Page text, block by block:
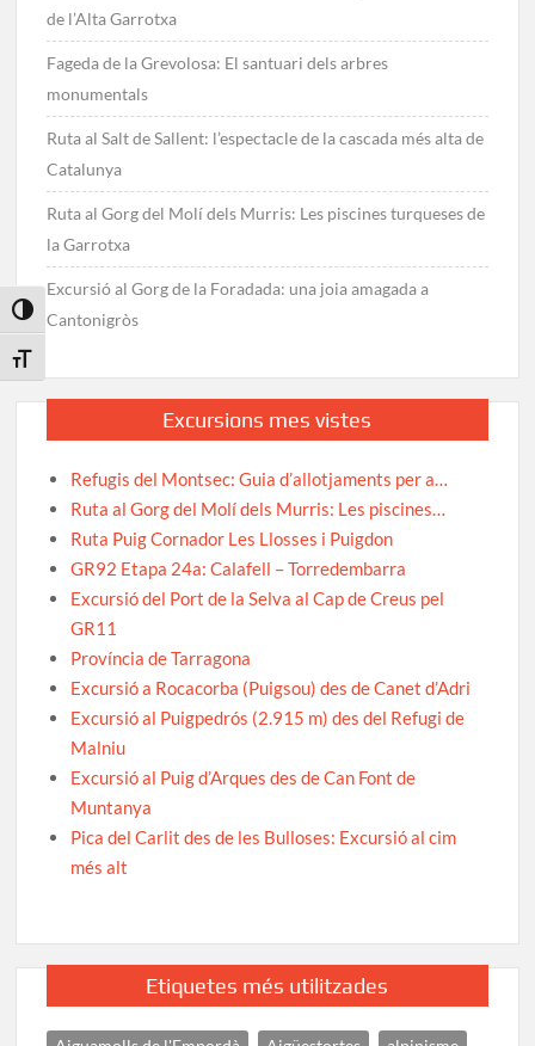
Toggle High Contrast
Toggle Font size
de l’Alta Garrotxa
Fageda de la Grevolosa: El santuari dels arbres
monumentals
Ruta al Salt de Sallent: l’espectacle de la cascada més alta de
Catalunya
Ruta al Gorg del Molí dels Murris: Les piscines turqueses de
la Garrotxa
Excursió al Gorg de la Foradada: una joia amagada a
Cantonigròs
Excursions mes vistes
Refugis del Montsec: Guia d’allotjaments per a…
Ruta al Gorg del Molí dels Murris: Les piscines…
Ruta Puig Cornador Les Llosses i Puigdon
GR92 Etapa 24a: Calafell – Torredembarra
Excursió del Port de la Selva al Cap de Creus pel
GR11
Província de Tarragona
Excursió a Rocacorba (Puigsou) des de Canet d’Adri
Excursió al Puigpedrós (2.915 m) des del Refugi de
Malniu
Excursió al Puig d’Arques des de Can Font de
Muntanya
Pica del Carlit des de les Bulloses: Excursió al cim
més alt
Etiquetes més utilitzades